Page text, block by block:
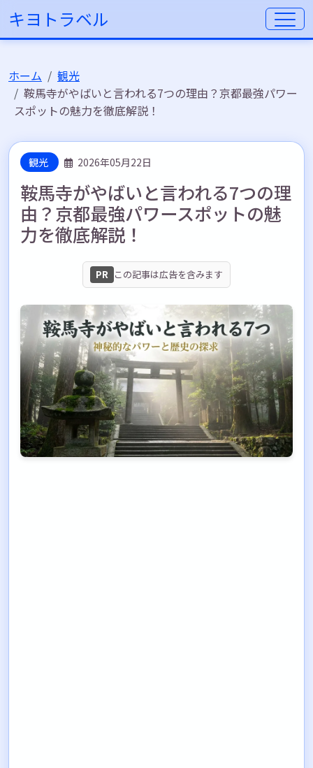
キヨトラベル
ホーム
観光
鞍馬寺がやばいと言われる7つの理由？京都最強パワー
スポットの魅力を徹底解説！
観光 2026年05月22日
鞍馬寺がやばいと言われる7つの理
由？京都最強パワースポットの魅
力を徹底解説！
PR この記事は広告を含みます